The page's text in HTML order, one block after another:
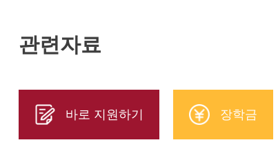
관련자료
바로 지원하기 장학금